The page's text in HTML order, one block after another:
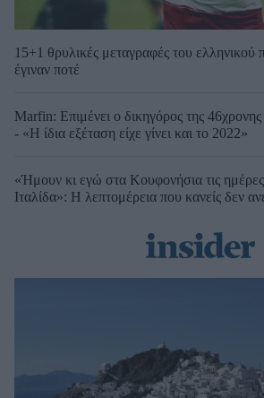
15+1 θρυλικές μεταγραφές του
έγιναν ποτέ
Marfin: Επιμένει ο δικηγόρος της 46χρονης
- «Η ίδια εξέταση είχε γίνει και το 2022»
«Ήμουν κι εγώ στα Κουφονήσια τις
Ιταλίδα»: Η λεπτομέρεια που κανείς δεν